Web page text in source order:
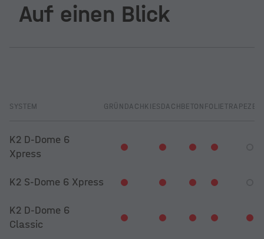
Auf einen Blick
SYSTEM GRÜNDACHKIESDACHBETON FOLIE
K2 D-Dome 6
Xpress
K2 S-Dome 6 Xpress
K2 D-Dome 6
Classic